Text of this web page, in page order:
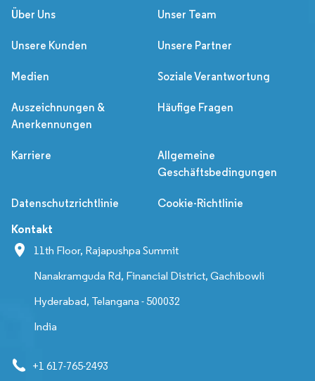
Über Uns Unser Team
Unsere Kunden Unsere Partner
Medien Soziale Verantwortung
Auszeichnungen &
Anerkennungen
Häufige Fragen
Karriere
Allgemeine
Geschäftsbedingungen
Datenschutzrichtlinie Cookie-Richtlinie
Kontakt
11th Floor, Rajapushpa Summit
Nanakramguda Rd, Financial District, Gachibowli
Hyderabad, Telangana - 500032
India
+1 617-765-2493